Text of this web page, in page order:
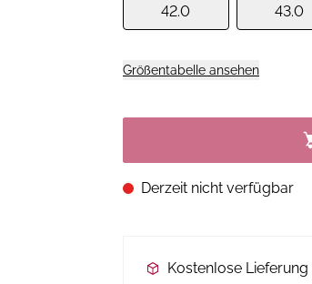
42.0 43.0
Größentabelle ansehen
Derzeit nicht verfügbar
Kostenlose